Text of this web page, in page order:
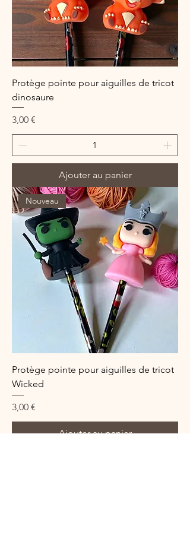
Protège pointe pour aiguilles de tricot
dinosaure
Prix
3,00 €
Ajouter au panier
Nouveau
Protège pointe pour aiguilles de tricot
Wicked
Prix
3,00 €
Ajouter au panier